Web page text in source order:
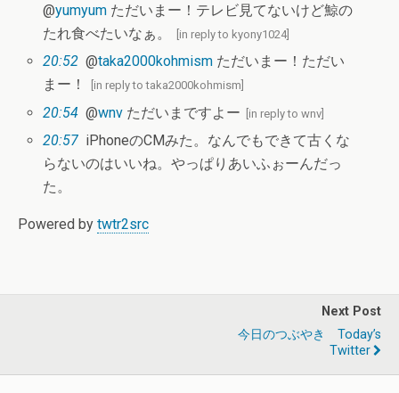
@yumyum ただいまー！テレビ見てないけど鯨の
たれ食べたいなぁ。
in reply to kyony1024]
20:52 @taka2000kohmism ただいまー！ただい
まー！
in reply to taka2000kohmism
20:54 @wnv ただいまですよー [in reply to wnv]
20:57 iPhoneのCMみた。なんでもできて古くな
らないのはいいね。やっぱりあいふぉーんだっ
た。
Powered by twtr2src
Next Post
今日のつぶやき Today’s
Twitter